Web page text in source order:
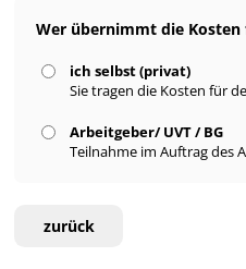
Wer übernimmt die Kosten
ich selbst (privat)
Sie tragen die Kosten für
Arbeitgeber/ UVT / BG
Teilnahme im Auftrag des
zurück